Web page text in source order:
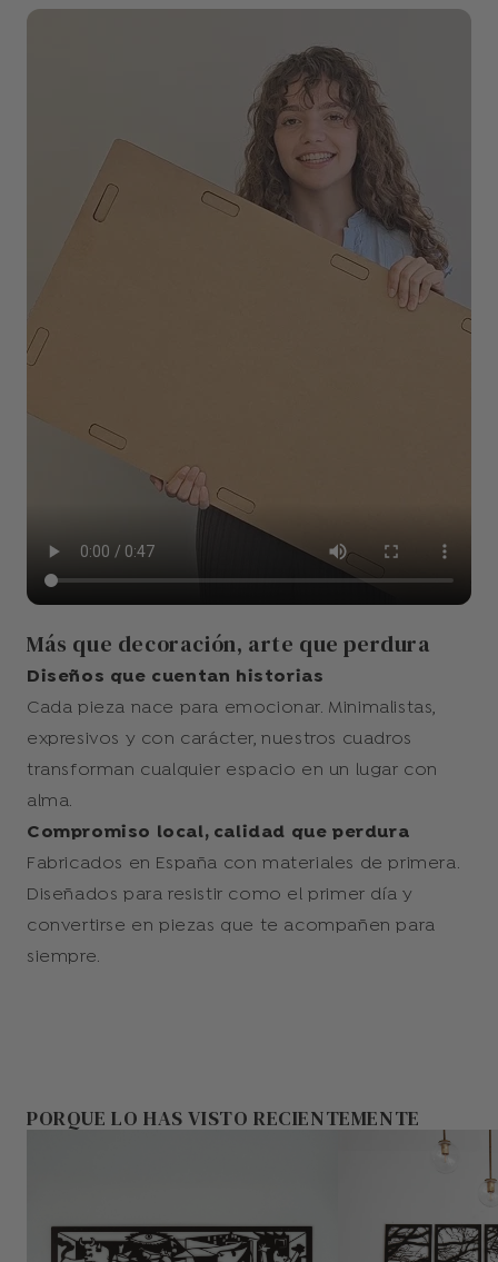
Más que decoración, arte que perdura
Diseños que cuentan historias
Cada pieza nace para emocionar. Minimalistas,
expresivos y con carácter, nuestros cuadros
transforman cualquier espacio en un lugar con
alma.
Compromiso local, calidad que perdura
Fabricados en España con materiales de primera.
Diseñados para resistir como el primer día y
convertirse en piezas que te acompañen para
siempre.
PORQUE LO HAS VISTO RECIENTEMENTE